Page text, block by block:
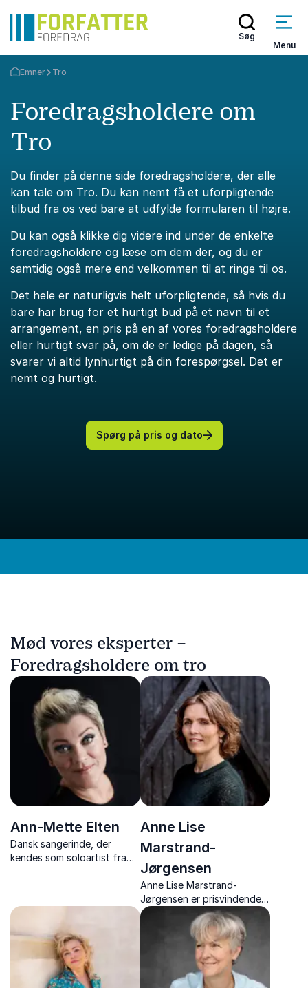
Søg
Menu
Tilbage til forsiden
Emner Tro
Foredragsholdere om
Tro
Du finder på denne side foredragsholdere, der alle
kan tale om Tro. Du kan nemt få et uforpligtende
tilbud fra os ved bare at udfylde formularen til højre.
Du kan også klikke dig videre ind under de enkelte
foredragsholdere og læse om dem der, og du er
samtidig også mere end velkommen til at ringe til os.
Det hele er naturligvis helt uforpligtende, så hvis du
bare har brug for et hurtigt bud på et navn til et
arrangement, en pris på en af vores foredragsholdere
eller hurtigt svar på, om de er ledige på dagen, så
svarer vi altid lynhurtigt på din forespørgsel. Det er
nemt og hurtigt.
Spørg på pris og dato
Mød vores eksperter –
Foredragsholdere om tro
Ann-Mette Elten
Dansk sangerinde, der
kendes som soloartist fra
Anne Lise
Marstrand-
Jørgensen
Anne Lise Marstrand-
Jørgensen er prisvindende
forfatter, der med indsigt
og varme fortæller om
litteraturens kraft, historiske
kvinder og livets store valg.